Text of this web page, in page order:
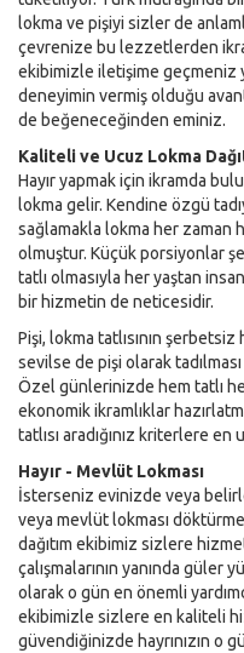
lokma ve pişiyi sizler de
çevrenize bu lezzetlerden
ekibimizle iletişime geçmeniz
deneyimin vermiş olduğu
de beğeneceğinden eminiz.
Kaliteli ve Ucuz Lokma
Hayır yapmak için ikramda
lokma gelir. Kendine özgü
sağlamakla lokma her zaman
olmuştur. Küçük porsiyonlar
tatlı olmasıyla her yaştan
bir hizmetin de neticesidir.
Pişi, lokma tatlısının
sevilse de pişi olarak
Özel günlerinizde hem tatlı
ekonomik ikramlıklar
tatlısı aradığınız kriterlere
Hayır - Mevlüt Lokması
İsterseniz evinizde veya
veya mevlüt lokması
dağıtım ekibimiz sizlere
çalışmalarının yanında
olarak o gün en önemli
ekibimizle sizlere en kaliteli
güvendiğinizde hayrınızın o